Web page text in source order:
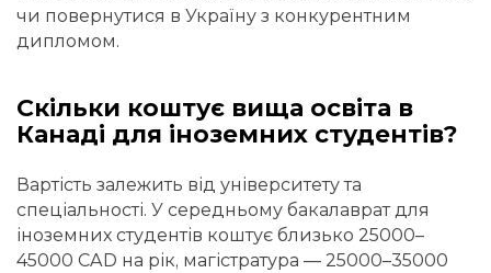
чи повернутися в Україну з конкурентним
дипломом.
Скільки коштує вища освіта в
Канаді для іноземних студентів?
Вартість залежить від університету та
спеціальності. У середньому бакалаврат для
іноземних студентів коштує близько 25000–
45000 CAD на рік, магістратура — 25000–35000